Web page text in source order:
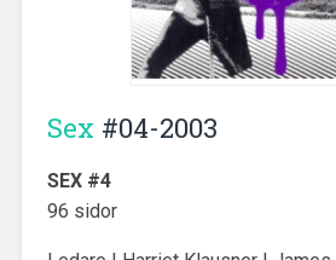
Sex #04-2003
SEX #4
96 sidor